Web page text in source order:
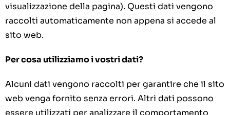
visualizzazione della pagina). Questi dati vengono
raccolti automaticamente non appena si accede al
sito web.
Per cosa utilizziamo i vostri dati?
Alcuni dati vengono raccolti per garantire che il sito
web venga fornito senza errori. Altri dati possono
essere utilizzati per analizzare il comportamento